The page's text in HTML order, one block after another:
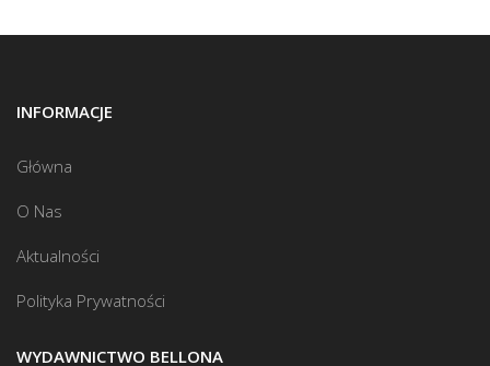
INFORMACJE
Główna
O Nas
Aktualności
Polityka Prywatności
WYDAWNICTWO BELLONA